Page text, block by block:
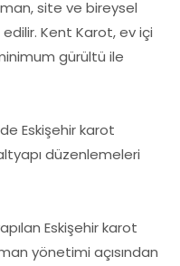
site ve bireysel
Kent Karot, ev içi
gürültü ile
Eskişehir karot
düzenlemeleri
Eskişehir karot
yönetimi açısından